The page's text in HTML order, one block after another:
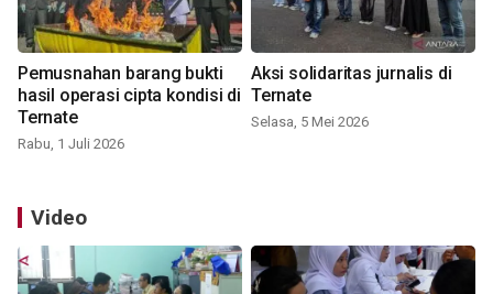
Pemusnahan barang bukti
hasil operasi cipta kondisi di
Ternate
Rabu, 1 Juli 2026
Aksi solidaritas jurnalis di
Ternate
Selasa, 5 Mei 2026
Video